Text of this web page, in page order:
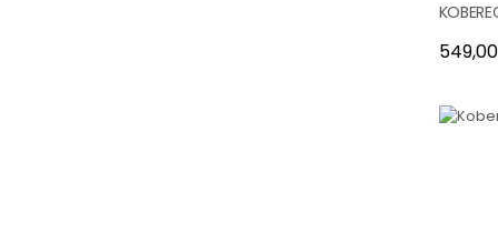
Cena